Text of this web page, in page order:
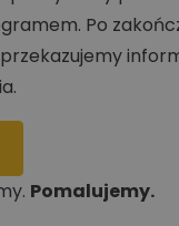
Po
Pomalujemy.